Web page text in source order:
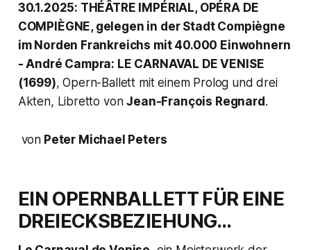
30.1.2025: THÉÂTRE IMPÉRIAL, OPÉRA DE
COMPIÈGNE, gelegen in der Stadt Compiègne
im Norden Frankreichs mit 40.000 Einwohnern
- André Campra: LE CARNAVAL DE VENISE
(1699), Opern-Ballett mit einem Prolog und drei
Akten, Libretto vonJean-François Regnard .
von Peter Michael Peters
EIN OPERNBALLETT FÜR EINE
DREIECKSBEZIEHUNG…